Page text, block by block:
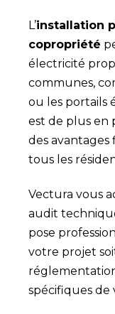
L’installation
copropriété
électricité
communes,
ou les portails
est de plus en
des
tous les
Vectura vous
audit
pose
votre projet
spécifiques